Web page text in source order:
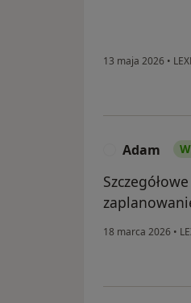
13 maja 2026 •
Adam
18 marca 2026 •